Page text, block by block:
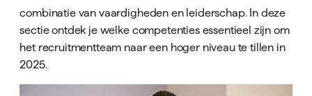
combinatie van vaardigheden en leiderschap. In deze
sectie ontdek je welke competenties essentieel zijn om
het recruitmentteam naar een hoger niveau te tillen in
2025.